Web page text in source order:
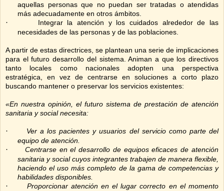
aquellas personas que no puedan ser tratadas o atendidas
más adecuadamente en otros ámbitos.
·
Integrar la atención y los cuidados alrededor de las
necesidades de las personas y de las poblaciones.
A partir de estas directrices, se plantean una serie de implicaciones
para el futuro desarrollo del sistema. Animan a que los directivos
tanto locales como nacionales adopten una perspectiva
estratégica, en vez de centrarse en soluciones a corto plazo
buscando mantener o preservar los servicios existentes:
«En nuestra opinión, el futuro sistema de prestación de atención
sanitaria y social necesita:
·
Ver a los pacientes y usuarios del servicio como parte del
equipo de atención.
·
Centrarse en el desarrollo de equipos eficaces de atención
sanitaria y social cuyos integrantes trabajen de manera flexible,
haciendo el uso más completo de la gama de competencias y
habilidades disponibles.
·
Proporcionar atención en el lugar correcto en el momento